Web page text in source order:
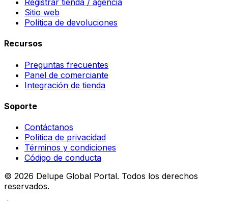
Registrar tienda / agencia
Sitio web
Política de devoluciones
Recursos
Preguntas frecuentes
Panel de comerciante
Integración de tienda
Soporte
Contáctanos
Política de privacidad
Términos y condiciones
Código de conducta
© 2026 Delupe Global Portal. Todos los derechos
reservados.